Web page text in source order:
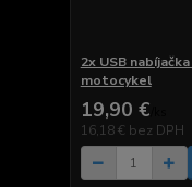
2x USB
motocykel
19,90 €
16,18 € bez DPH